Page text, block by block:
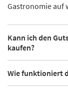
Gastronomie auf
Kann ich den
kaufen?
Wie funktioniert